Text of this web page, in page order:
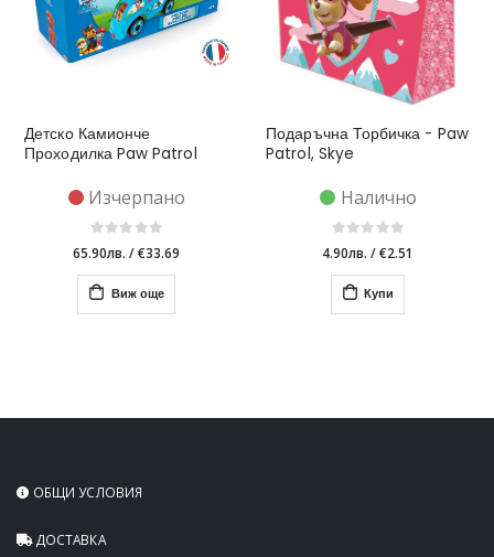
Детско Камионче
Проходилка Paw Patrol
Изчерпано
65.90лв. /€33.69
Виж още
Подаръчна Торбичка - Paw
Patrol, Skye
Налично
4.90лв. /€2.51
Купи
ОБЩИ УСЛОВИЯ
ДОСТАВКА